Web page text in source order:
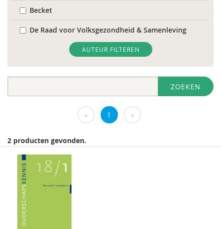
Becket
De Raad voor Volksgezondheid & Samenleving
diversen
Evelyne Offerman
Inspectie van het Onderwijs
J.Zevalkink
Judith Conijn
AUTEUR FILTEREN
ZOEKEN
« 1 »
2 producten gevonden.